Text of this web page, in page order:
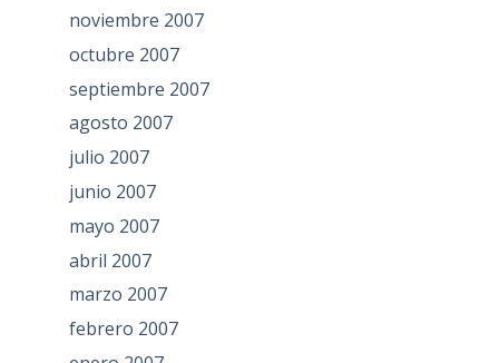
noviembre 2007
octubre 2007
septiembre 2007
agosto 2007
julio 2007
junio 2007
mayo 2007
abril 2007
marzo 2007
febrero 2007